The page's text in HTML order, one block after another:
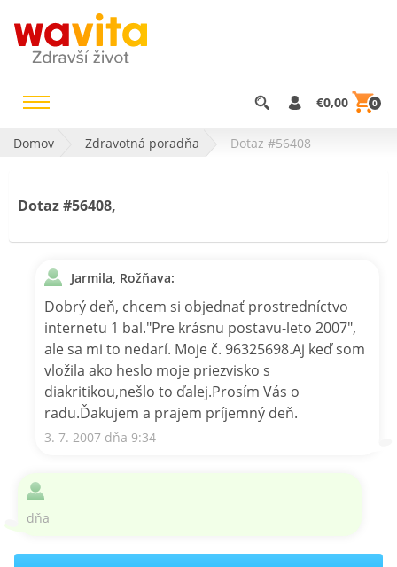
€0,00 0
Domov Zdravotná poradňa Dotaz #56408
Dotaz #56408,
Jarmila, Rožňava:
Dobrý deň, chcem si objednať prostredníctvo
internetu 1 bal."Pre krásnu postavu-leto 2007",
ale sa mi to nedarí. Moje č. 96325698.Aj keď som
vložila ako heslo moje priezvisko s
diakritikou,nešlo to ďalej.Prosím Vás o
radu.Ďakujem a prajem príjemný deň.
3. 7. 2007 dňa 9:34
dňa